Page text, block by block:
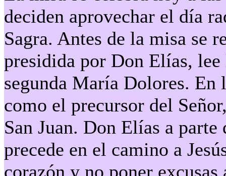
deciden aprovechar el día
Sagra. Antes de la misa se
presidida por Don Elías,
segunda María Dolores. En
como el precursor del
San Juan. Don Elías a
precede en el camino a
corazón y no poner